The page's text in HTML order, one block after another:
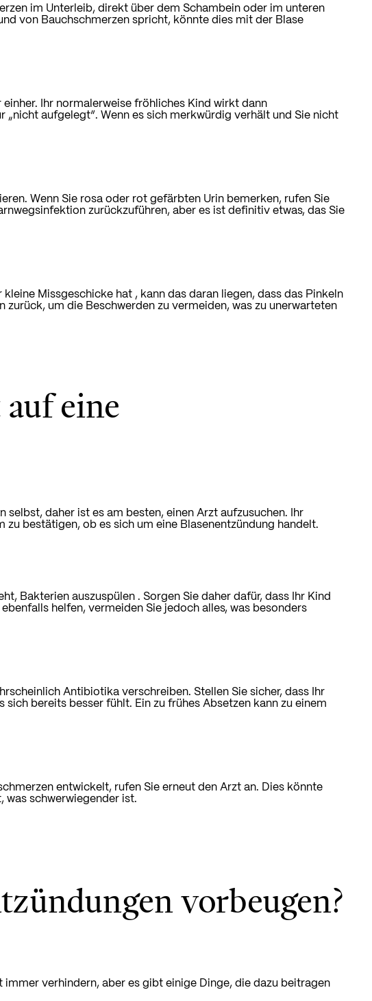
im Unterleib, direkt über dem Schambein oder im unteren
von Bauchschmerzen spricht, könnte dies mit der Blase
Ihr normalerweise fröhliches Kind wirkt dann
aufgelegt“. Wenn es sich merkwürdig verhält und Sie nicht
Wenn Sie rosa oder rot gefärbten Urin bemerken, rufen Sie
zurückzuführen, aber es ist definitiv etwas, das Sie
kleine Missgeschicke hat , kann das daran liegen, dass das Pinkeln
um die Beschwerden zu vermeiden, was zu unerwarteten
eine
daher ist es am besten, einen Arzt aufzusuchen. Ihr
bestätigen, ob es sich um eine Blasenentzündung handelt.
Bakterien auszuspülen . Sorgen Sie daher dafür, dass Ihr Kind
helfen, vermeiden Sie jedoch alles, was besonders
Antibiotika verschreiben. Stellen Sie sicher, dass Ihr
bereits besser fühlt. Ein zu frühes Absetzen kann zu einem
entwickelt, rufen Sie erneut den Arzt an. Dies könnte
was schwerwiegender ist.
vorbeugen?
verhindern, aber es gibt einige Dinge, die dazu beitragen